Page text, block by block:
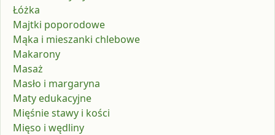
Łóżka
Majtki poporodowe
Mąka i mieszanki chlebowe
Makarony
Masaż
Masło i margaryna
Maty edukacyjne
Mięśnie stawy i kości
Mięso i wędliny